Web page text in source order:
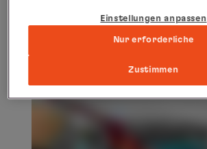
Einstellungen anpassen
Nur erforderliche
Zustimmen